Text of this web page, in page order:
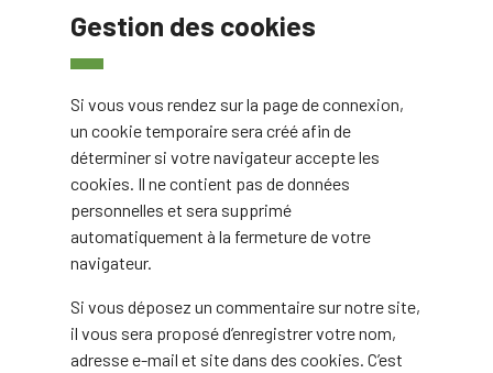
Gestion des cookies
Si vous vous rendez sur la page de connexion,
un cookie temporaire sera créé afin de
déterminer si votre navigateur accepte les
cookies. Il ne contient pas de données
personnelles et sera supprimé
automatiquement à la fermeture de votre
navigateur.
Si vous déposez un commentaire sur notre site,
il vous sera proposé d’enregistrer votre nom,
adresse e-mail et site dans des cookies. C’est